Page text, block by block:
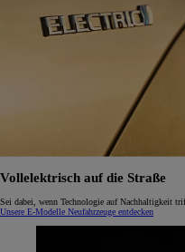
Vollelektrisch auf die Straße
Sei dabei, wenn Technologie auf Nachhaltigkeit
Unsere E-Modelle Neufahrzeuge entdecken